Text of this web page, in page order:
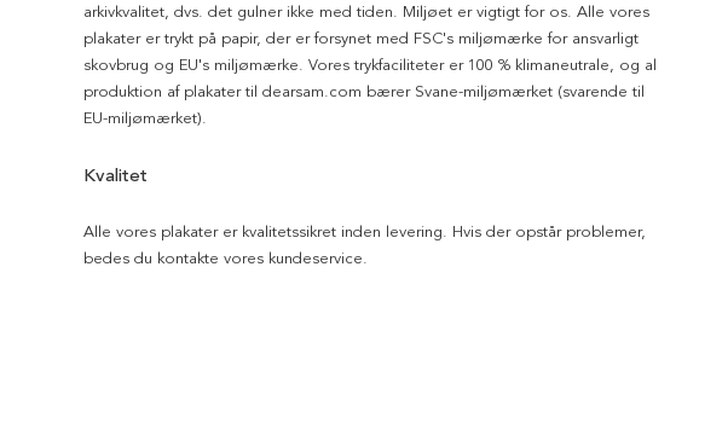
arkivkvalitet, dvs. det gulner ikke med tiden. Miljøet er vigtigt for os. Alle vores
plakater er trykt på papir, der er forsynet med FSC's miljømærke for ansvarligt
skovbrug og EU's miljømærke. Vores trykfaciliteter er 100 % klimaneutrale, og al
produktion af plakater til dearsam.com bærer Svane-miljømærket (svarende til
EU-miljømærket).
Kvalitet
Alle vores plakater er kvalitetssikret inden levering. Hvis der opstår problemer,
bedes du kontakte vores kundeservice.